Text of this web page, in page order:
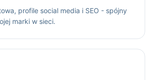
profile social media i SEO - spójny
marki w sieci.